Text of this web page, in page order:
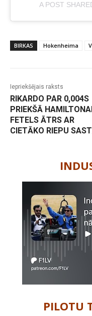
A POST
BIRKAS Hokenheima
Iepriekšējais raksts
RIKARDO PAR 0,004S
PRIEKŠĀ
FETELS ĀTRS AR
CIETĀKO RIEPU
PILOTU